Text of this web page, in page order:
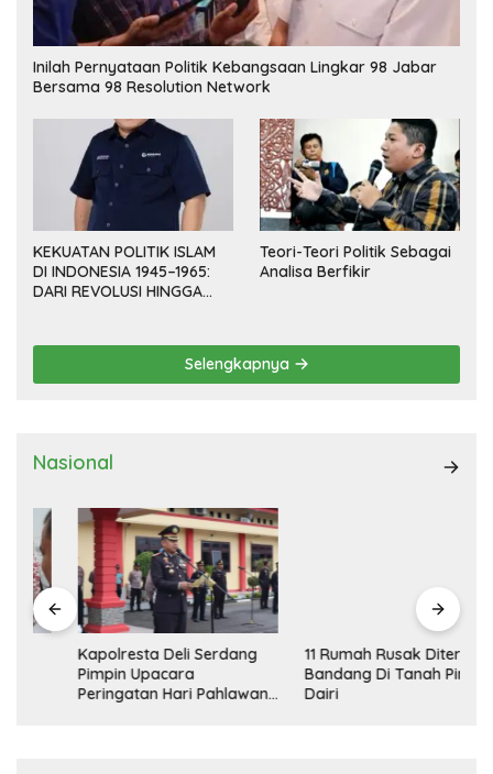
Inilah Pernyataan Politik Kebangsaan Lingkar 98 Jabar
Bersama 98 Resolution Network
KEKUATAN POLITIK ISLAM
DI INDONESIA 1945–1965:
DARI REVOLUSI HINGGA
Teori-Teori Politik Sebagai
Analisa Berfikir
Selengkapnya
Nasional
Kapolresta Deli Serdang
Pimpin Upacara
Peringatan Hari Pahlawan
11 Rumah Rusak Diterjang
Bandang Di Tanah Pinem
Dairi